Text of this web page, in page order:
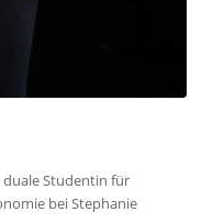
duale Studentin für
bei Stephanie